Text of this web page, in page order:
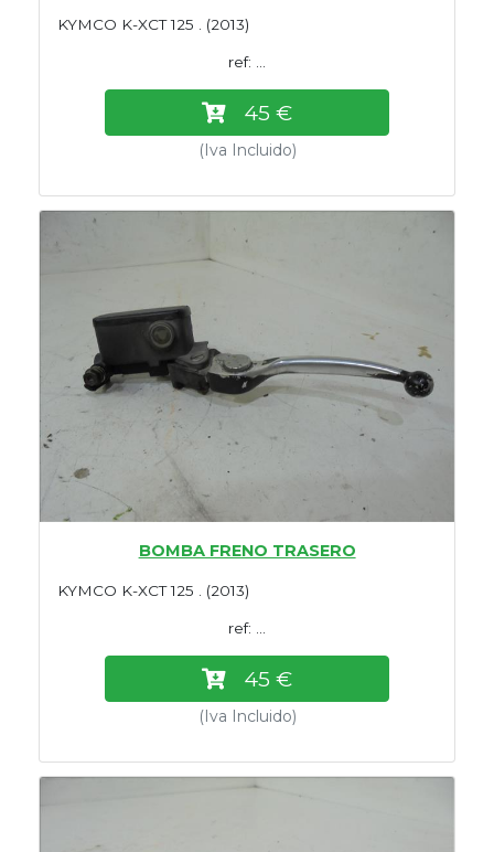
KYMCO K-XCT 125 . (2013)
ref: ...
45 €
(Iva Incluido)
BOMBA FRENO TRASERO
KYMCO K-XCT 125 . (2013)
ref: ...
45 €
(Iva Incluido)